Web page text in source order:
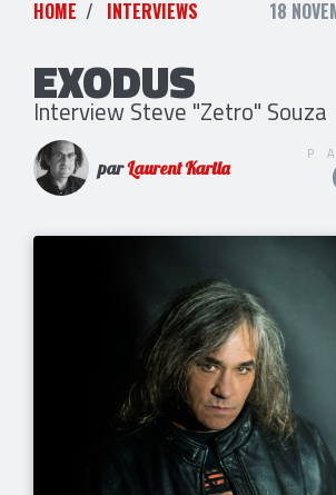
HOME INTERVIEWS 18
EXODUS
Interview Steve "Zetro" Souza
parLaurent Karila